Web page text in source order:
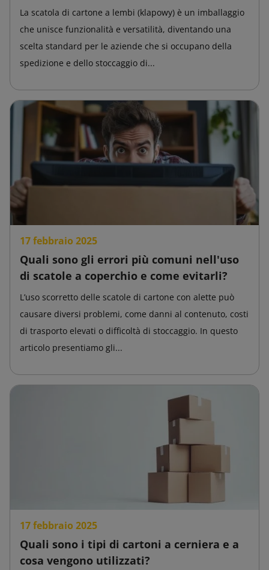
La scatola di cartone a lembi (klapowy) è un imballaggio
che unisce funzionalità e versatilità, diventando una
scelta standard per le aziende che si occupano della
spedizione e dello stoccaggio di...
17 febbraio 2025
Quali sono gli errori più comuni nell'uso
di scatole a coperchio e come evitarli?
L’uso scorretto delle scatole di cartone con alette può
causare diversi problemi, come danni al contenuto, costi
di trasporto elevati o difficoltà di stoccaggio. In questo
articolo presentiamo gli...
17 febbraio 2025
Quali sono i tipi di cartoni a cerniera e a
cosa vengono utilizzati?